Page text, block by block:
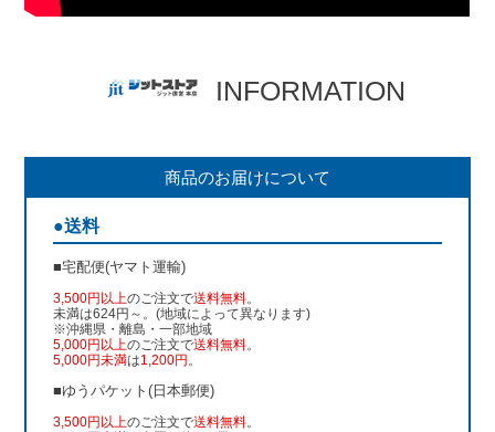
INFORMATION
商品のお届けについて
●送料
■宅配便(ヤマト運輸)
3,500円以上のご注文で送料無料。
未満は624円～。(地域によって異なります)
※沖縄県・離島・一部地域
5,000円以上のご注文で送料無料。
5,000円未満は1,200円 。
■ゆうパケット(日本郵便)
3,500円以上のご注文で送料無料。